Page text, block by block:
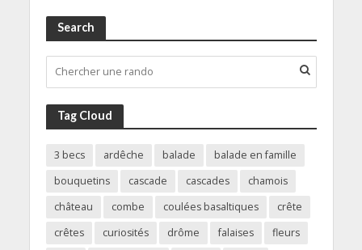
Search
Tag Cloud
3 becs ardêche balade
balade en famille
bouquetins
cascade cascades
chamois
château
combe coulées basaltiques
crête
crêtes
curiosités drôme falaises
fleurs